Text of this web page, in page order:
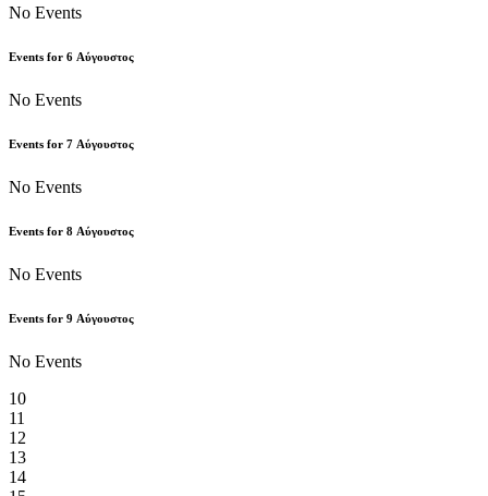
No Events
Events for 6 Αύγουστος
No Events
Events for 7 Αύγουστος
No Events
Events for 8 Αύγουστος
No Events
Events for 9 Αύγουστος
No Events
10
11
12
13
14